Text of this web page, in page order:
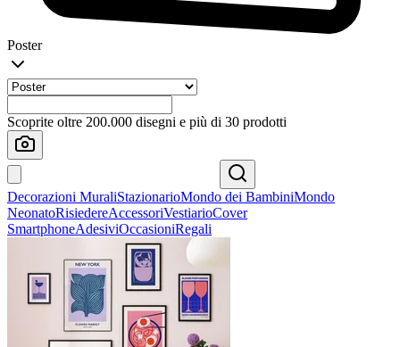
Poster
Scoprite oltre 200.000 disegni e più di 30 prodotti
Decorazioni MuraliStazionarioMondo dei BambiniMondo
NeonatoRisiedereAccessoriVestiarioCover
SmartphoneAdesiviOccasioniRegali